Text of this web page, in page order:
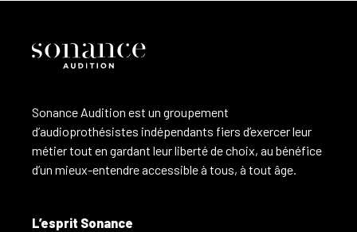
Sonance Audition est un groupement
d’audioprothésistes indépendants fiers d’exercer leur
métier tout en gardant leur liberté de choix, au bénéfice
d’un mieux-entendre accessible à tous, à tout âge.
L’esprit Sonance